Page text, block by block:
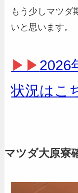
もう少しマツダ
いと思います。
▶▶2026
状況はこ
マツダ大原寮